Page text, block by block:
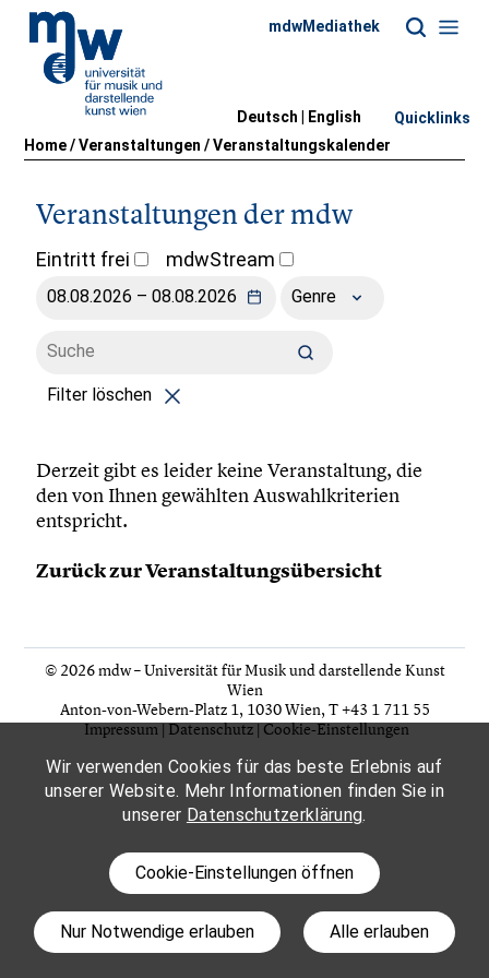
Home/Veranstaltungen /Veranstaltungskalender
mdwMediathek
Deutsch | English Quicklinks
Wir verwenden Cookies für das beste Erlebnis auf
unserer Website. Mehr Informationen finden Sie in
unserer Datenschutzerklärung.
Cookie-Einstellungen öffnen
Nur Notwendige erlauben Alle erlauben
Veranstaltungen der mdw
Eintritt frei mdwStream
Genre
Filter löschen
Derzeit gibt es leider keine Veranstaltung, die
den von Ihnen gewählten Auswahlkriterien
entspricht.
Zurück zur Veranstaltungsübersicht
© 2026 mdw – Universität für Musik und darstellende Kunst
Wien
Anton-von-Webern-Platz 1, 1030 Wien, T +43 1 711 55
Impressum|Datenschutz|Cookie-Einstellungen